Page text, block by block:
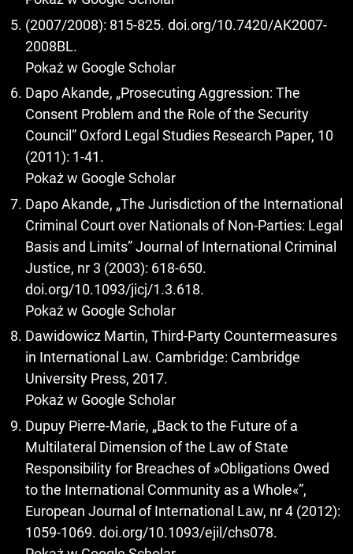
(2007/2008): 815-825. doi.org/10.7420/AK2007-
2008BL.
Pokaż w Google Scholar
Dapo Akande, „Prosecuting Aggression: The
Consent Problem and the Role of the Security
Council” Oxford Legal Studies Research Paper, 10
(2011): 1-41.
Pokaż w Google Scholar
Dapo Akande, „The Jurisdiction of the International
Criminal Court over Nationals of Non-Parties: Legal
Basis and Limits” Journal of International Criminal
Justice, nr 3 (2003): 618-650.
doi.org/10.1093/jicj/1.3.618.
Pokaż w Google Scholar
Dawidowicz Martin, Third-Party Countermeasures
in International Law. Cambridge: Cambridge
University Press, 2017.
Pokaż w Google Scholar
Dupuy Pierre-Marie, „Back to the Future of a
Multilateral Dimension of the Law of State
Responsibility for Breaches of »Obligations Owed
to the International Community as a Whole«”,
European Journal of International Law, nr 4 (2012):
1059-1069. doi.org/10.1093/ejil/chs078.